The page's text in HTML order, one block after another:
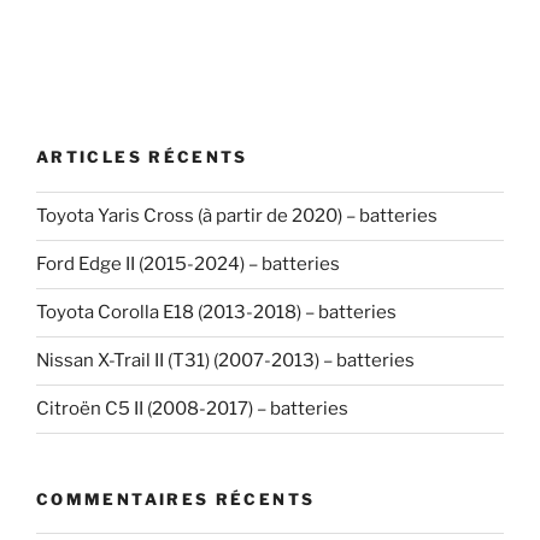
ARTICLES RÉCENTS
Toyota Yaris Cross (à partir de 2020) – batteries
Ford Edge II (2015-2024) – batteries
Toyota Corolla E18 (2013-2018) – batteries
Nissan X-Trail II (T31) (2007-2013) – batteries
Citroën C5 II (2008-2017) – batteries
COMMENTAIRES RÉCENTS